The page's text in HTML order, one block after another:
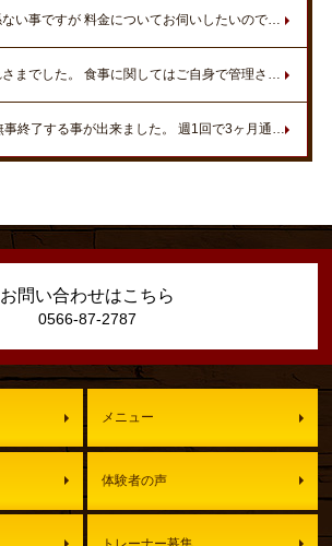
本日12回コースを無事終了する事が出来ました。 週1回で3ヶ月通わせて頂き、その間に旅行で暴飲暴食したにも関わらず、体重3㎏減・マッスルポイント上昇しました???? トレーナーの方には未申告ですが、腹囲8㎝減でした???? 加圧トレーニングで肩凝りも解消と私にとっては、充実の3ヶ月でした
お問い合わせはこちら
0566-87-2787
メニュー
体験者の声